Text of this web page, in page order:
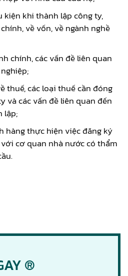
kiện khi thành lập công ty,
về vốn, về ngành nghề
chính, các vấn đề liên quan
thuế, các loại thuế cần đóng
và các vấn đề liên quan đến
lập;
hàng thực hiện việc đăng ký
cơ quan nhà nước có thẩm
®